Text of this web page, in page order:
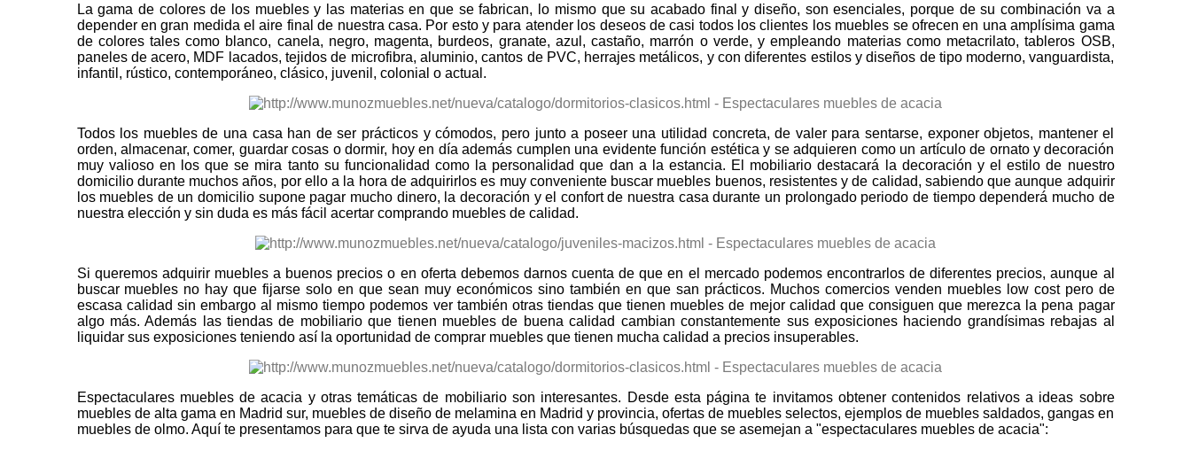
La gama de colores de los muebles y las materias en que se fabrican, lo mismo que su acabado final y diseño, son esenciales, porque de su combinación va a
depender en gran medida el aire final de nuestra casa. Por esto y para atender los deseos de casi todos los clientes los muebles se ofrecen en una amplísima gama
de colores tales como blanco, canela, negro, magenta, burdeos, granate, azul, castaño, marrón o verde, y empleando materias como metacrilato, tableros OSB,
paneles de acero, MDF lacados, tejidos de microfibra, aluminio, cantos de PVC, herrajes metálicos, y con diferentes estilos y diseños de tipo moderno, vanguardista,
infantil, rústico, contemporáneo, clásico, juvenil, colonial o actual.
Todos los muebles de una casa han de ser prácticos y cómodos, pero junto a poseer una utilidad concreta, de valer para sentarse, exponer objetos, mantener el
orden, almacenar, comer, guardar cosas o dormir, hoy en día además cumplen una evidente función estética y se adquieren como un artículo de ornato y decoración
muy valioso en los que se mira tanto su funcionalidad como la personalidad que dan a la estancia. El mobiliario destacará la decoración y el estilo de nuestro
domicilio durante muchos años, por ello a la hora de adquirirlos es muy conveniente buscar muebles buenos, resistentes y de calidad, sabiendo que aunque adquirir
los muebles de un domicilio supone pagar mucho dinero, la decoración y el confort de nuestra casa durante un prolongado periodo de tiempo dependerá mucho de
nuestra elección y sin duda es más fácil acertar comprando muebles de calidad.
Si queremos adquirir muebles a buenos precios o en oferta debemos darnos cuenta de que en el mercado podemos encontrarlos de diferentes precios, aunque al
buscar muebles no hay que fijarse solo en que sean muy económicos sino también en que san prácticos. Muchos comercios venden muebles low cost pero de
escasa calidad sin embargo al mismo tiempo podemos ver también otras tiendas que tienen muebles de mejor calidad que consiguen que merezca la pena pagar
algo más. Además las tiendas de mobiliario que tienen muebles de buena calidad cambian constantemente sus exposiciones haciendo grandísimas rebajas al
liquidar sus exposiciones teniendo así la oportunidad de comprar muebles que tienen mucha calidad a precios insuperables.
Espectaculares muebles de acacia y otras temáticas de mobiliario son interesantes. Desde esta página te invitamos obtener contenidos relativos a ideas sobre
muebles de alta gama en Madrid sur, muebles de diseño de melamina en Madrid y provincia, ofertas de muebles selectos, ejemplos de muebles saldados, gangas en
muebles de olmo. Aquí te presentamos para que te sirva de ayuda una lista con varias búsquedas que se asemejan a "espectaculares muebles de acacia":